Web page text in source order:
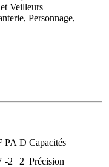
Veilleurs
Personnage,
PA D Capacités
-2 2 Précision